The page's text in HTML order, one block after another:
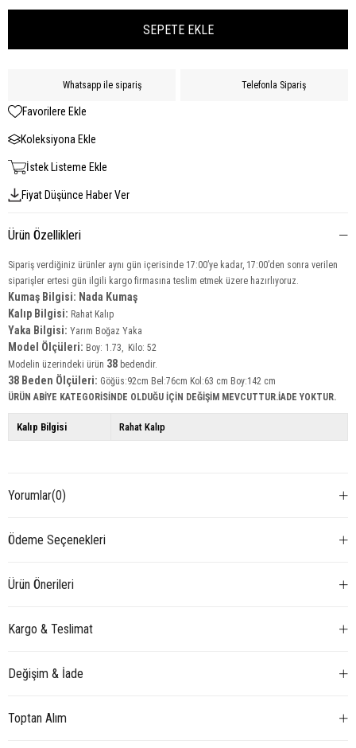
Whatsapp ile sipariş Telefonla Sipariş
Favorilere Ekle
Koleksiyona Ekle
İstek Listeme Ekle
Fiyat Düşünce Haber Ver
Ürün Özellikleri
Sipariş verdiğiniz ürünler aynı gün içerisinde 17:00’ye kadar, 17:00’den sonra verilen
siparişler ertesi gün ilgili kargo firmasına teslim etmek üzere hazırlıyoruz.
Kumaş Bilgisi: Nada Kumaş
Kalıp Bilgisi: Rahat Kalıp
Yaka Bilgisi: Yarım Boğaz Yaka
Model Ölçüleri: Boy: 1.73, Kilo: 52
Modelin üzerindeki ürün 38 bedendir.
38 Beden Ölçüleri: Göğüs:92cm Bel:76cm Kol:63 cm Boy:142 cm
ÜRÜN ABİYE KATEGORİSİNDE OLDUĞU İÇİN DEĞİŞİM MEVCUTTUR.İADE YOKTUR.
Kalıp Bilgisi Rahat Kalıp
Yorumlar(0)
Ödeme Seçenekleri
Ürün Önerileri
Kargo & Teslimat
Değişim & İade
Toptan Alım